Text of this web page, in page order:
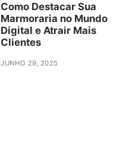
Como Destacar Sua
Marmoraria no Mundo
Digital e Atrair Mais
Clientes
JUNHO 29, 2025